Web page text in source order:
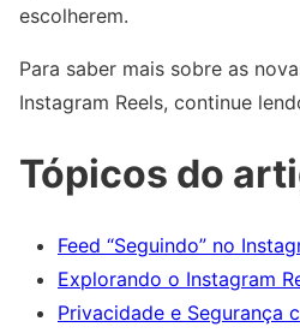
escolherem.
Para saber mais sobre as
Instagram Reels, continue
Tópicos do
Feed “Seguindo” no
Explorando o Instagram
Privacidade e Segurança